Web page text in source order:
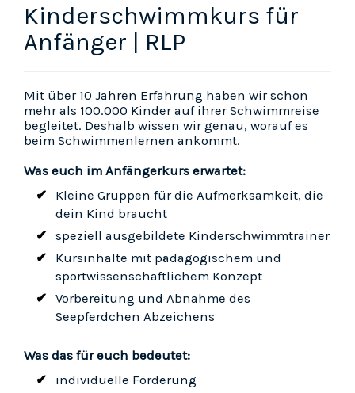
Kinderschwimmkurs für
Anfänger | RLP
Mit über 10 Jahren Erfahrung haben wir schon
mehr als 100.000 Kinder auf ihrer Schwimmreise
begleitet. Deshalb wissen wir genau, worauf es
beim Schwimmenlernen ankommt.
Was euch im Anfängerkurs erwartet:
Kleine Gruppen für die Aufmerksamkeit, die
dein Kind braucht
speziell ausgebildete Kinderschwimmtrainer
Kursinhalte mit pädagogischem und
sportwissenschaftlichem Konzept
Vorbereitung und Abnahme des
Seepferdchen Abzeichens
Was das für euch bedeutet:
individuelle Förderung